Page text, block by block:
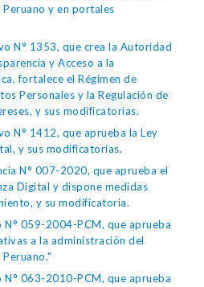
y en portales
N° 1353, que crea la Autoridad
y Acceso a la
fortalece el Régimen de
Personales y la Regulación de
y sus modificatorias.
N° 1412, que aprueba la Ley
y sus modificatorias.
N° 007-2020, que aprueba el
Digital y dispone medidas
y su modificatoria.
N° 059-2004-PCM, que aprueba
a la administración del
N° 063-2010-PCM, que aprueba